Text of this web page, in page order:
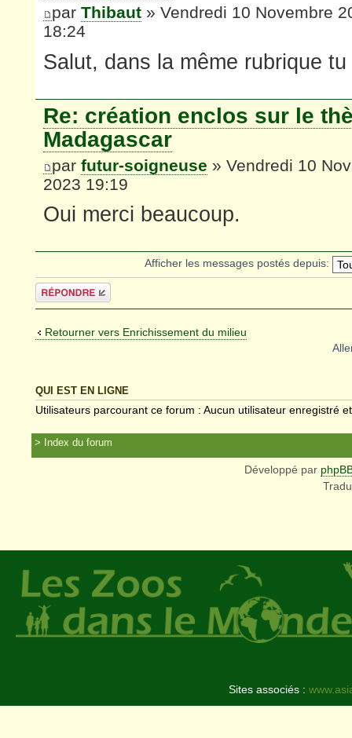
par Thibaut » Vendredi 10 Novembre
18:24
Salut, dans la même rubrique
Re: création enclos sur le
Madagascar
par futur-soigneuse » Vendredi 10
2023 19:19
Oui merci beaucoup.
Afficher les messages postés depuis:
Répondre
Retourner vers Enrichissement du milieu
QUI EST EN LIGNE
Utilisateurs parcourant ce forum : Aucun utilisateur enregistré
Index du forum
Développé par
Sites associés :